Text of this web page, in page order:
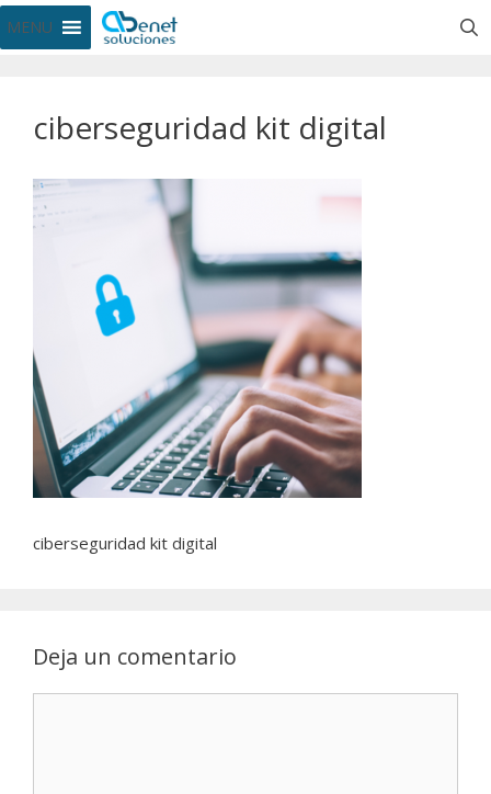
MENU
ciberseguridad kit digital
ciberseguridad kit digital
Deja un comentario